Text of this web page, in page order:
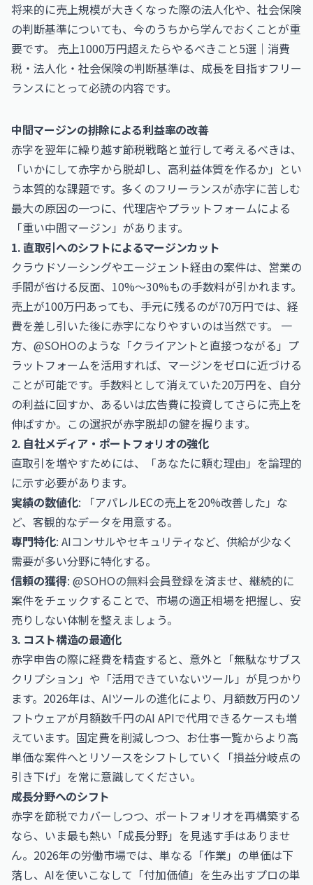
将来的に売上規模が大きくなった際の法人化や、社会保険
の判断基準についても、今のうちから学んでおくことが重
要です。 売上1000万円超えたらやるべきこと5選｜消費
税・法人化・社会保険の判断基準は、成長を目指すフリー
ランスにとって必読の内容です。
中間マージンの排除による利益率の改善
赤字を翌年に繰り越す節税戦略と並行して考えるべきは、
「いかにして赤字から脱却し、高利益体質を作るか」とい
う本質的な課題です。多くのフリーランスが赤字に苦しむ
最大の原因の一つに、代理店やプラットフォームによる
「重い中間マージン」があります。
1. 直取引へのシフトによるマージンカット
クラウドソーシングやエージェント経由の案件は、営業の
手間が省ける反面、10%〜30%もの手数料が引かれます。
売上が100万円あっても、手元に残るのが70万円では、経
費を差し引いた後に赤字になりやすいのは当然です。 一
方、@SOHOのような「クライアントと直接つながる」プ
ラットフォームを活用すれば、マージンをゼロに近づける
ことが可能です。手数料として消えていた20万円を、自分
の利益に回すか、あるいは広告費に投資してさらに売上を
伸ばすか。この選択が赤字脱却の鍵を握ります。
2. 自社メディア・ポートフォリオの強化
直取引を増やすためには、「あなたに頼む理由」を論理的
に示す必要があります。
実績の数値化: 「アパレルECの売上を20%改善した」な
ど、客観的なデータを用意する。
専門特化: AIコンサルやセキュリティなど、供給が少なく
需要が多い分野に特化する。
信頼の獲得: @SOHOの無料会員登録を済ませ、継続的に
案件をチェックすることで、市場の適正相場を把握し、安
売りしない体制を整えましょう。
3. コスト構造の最適化
赤字申告の際に経費を精査すると、意外と「無駄なサブス
クリプション」や「活用できていないツール」が見つかり
ます。2026年は、AIツールの進化により、月額数万円のソ
フトウェアが月額数千円のAI APIで代用できるケースも増
えています。固定費を削減しつつ、 お仕事一覧からより高
単価な案件へとリソースをシフトしていく「損益分岐点の
引き下げ」を常に意識してください。
成長分野へのシフト
赤字を節税でカバーしつつ、ポートフォリオを再構築する
なら、いま最も熱い「成長分野」を見逃す手はありませ
ん。2026年の労働市場では、単なる「作業」の単価は下
落し、AIを使いこなして「付加価値」を生み出すプロの単